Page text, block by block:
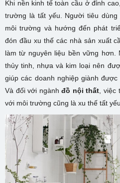
Khi nền kinh tế toàn cầu ở đỉnh
trường là tất yếu. Người tiêu
môi trường và hướng đến phát
đón đầu xu thế các nhà sản xuất
làm từ nguyên liệu bền vững hơn.
thủy tinh, nhựa và kim loại nên
giúp các doanh nghiệp giành
Và đối với ngànhđồ nội thất ,
với môi trường cũng là xu thế tất yếu.